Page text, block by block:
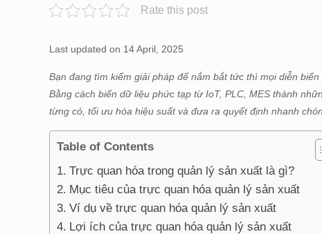
Rate this post
Last updated on 14 April, 2025
Bạn đang tìm kiếm giải pháp để nắm bắt tức thì mọi diễn
Bằng cách biến dữ liệu phức tạp từ IoT, PLC, MES thành
từng có, tối ưu hóa hiệu suất và đưa ra quyết định nhanh
Table of Contents
Trực quan hóa trong quản lý sản xuất là gì?
Mục tiêu của trực quan hóa quản lý sản xuất
Ví dụ về trực quan hóa quản lý sản xuất
Lợi ích của trực quan hóa quản lý sản xuất